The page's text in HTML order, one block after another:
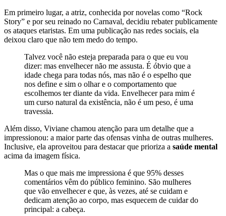
Em primeiro lugar, a atriz, conhecida por novelas como “Rock
Story” e por seu reinado no Carnaval, decidiu rebater publicamente
os ataques etaristas. Em uma publicação nas redes sociais, ela
deixou claro que não tem medo do tempo.
Talvez você não esteja preparada para o que eu vou
dizer: mas envelhecer não me assusta. É óbvio que a
idade chega para todas nós, mas não é o espelho que
nos define e sim o olhar e o comportamento que
escolhemos ter diante da vida. Envelhecer para mim é
um curso natural da existência, não é um peso, é uma
travessia.
Além disso, Viviane chamou atenção para um detalhe que a
impressionou: a maior parte das ofensas vinha de outras mulheres.
Inclusive, ela aproveitou para destacar que prioriza a saúde mental
acima da imagem física.
Mas o que mais me impressiona é que 95% desses
comentários vêm do público feminino. São mulheres
que vão envelhecer e que, às vezes, até se cuidam e
dedicam atenção ao corpo, mas esquecem de cuidar do
principal: a cabeça.